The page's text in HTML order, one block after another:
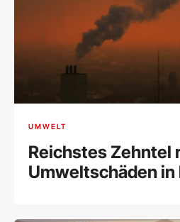
UMWELT
Reichstes Zehntel
Umweltschäden